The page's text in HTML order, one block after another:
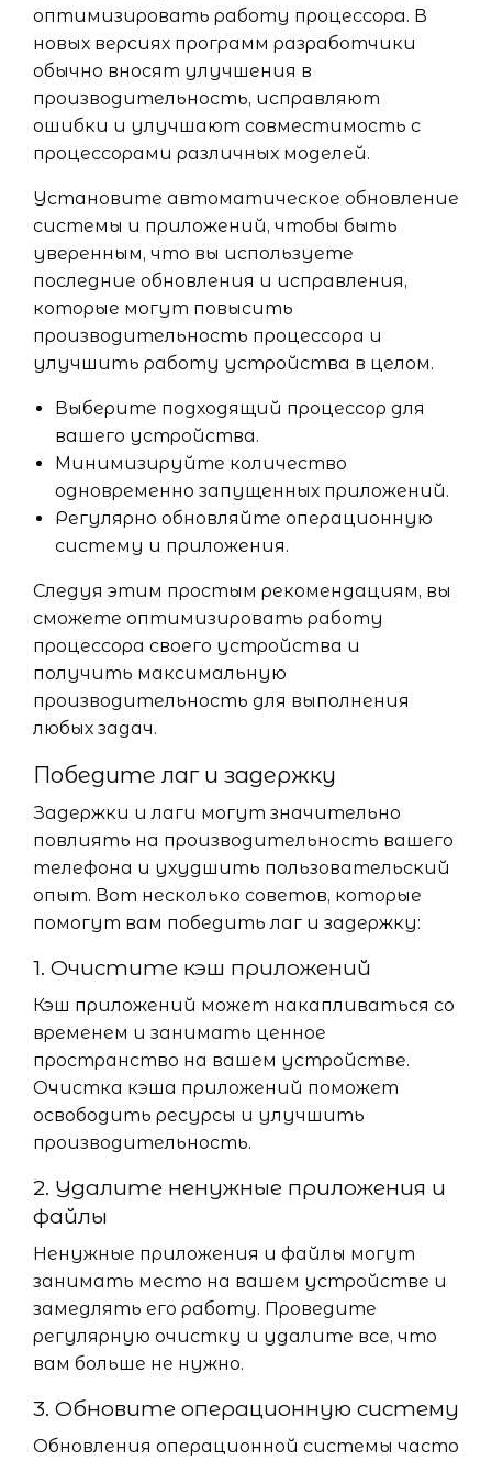
оптимизировать работу процессора. В
новых версиях программ разработчики
обычно вносят улучшения в
производительность, исправляют
ошибки и улучшают совместимость с
процессорами различных моделей.
Установите автоматическое обновление
системы и приложений, чтобы быть
уверенным, что вы используете
последние обновления и исправления,
которые могут повысить
производительность процессора и
улучшить работу устройства в целом.
Выберите подходящий процессор для
вашего устройства.
Минимизируйте количество
одновременно запущенных приложений.
Регулярно обновляйте операционную
систему и приложения.
Следуя этим простым рекомендациям, вы
сможете оптимизировать работу
процессора своего устройства и
получить максимальную
производительность для выполнения
любых задач.
Победите лаг и задержку
Задержки и лаги могут значительно
повлиять на производительность вашего
телефона и ухудшить пользовательский
опыт. Вот несколько советов, которые
помогут вам победить лаг и задержку:
1. Очистите кэш приложений
Кэш приложений может накапливаться со
временем и занимать ценное
пространство на вашем устройстве.
Очистка кэша приложений поможет
освободить ресурсы и улучшить
производительность.
2. Удалите ненужные приложения и
файлы
Ненужные приложения и файлы могут
занимать место на вашем устройстве и
замедлять его работу. Проведите
регулярную очистку и удалите все, что
вам больше не нужно.
3. Обновите операционную систему
Обновления операционной системы часто